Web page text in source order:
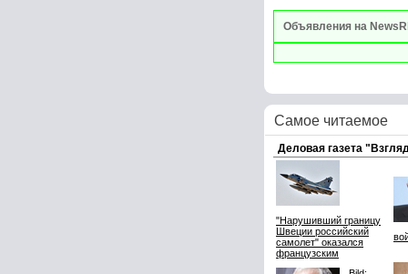
Объявления на
Самое читаемое